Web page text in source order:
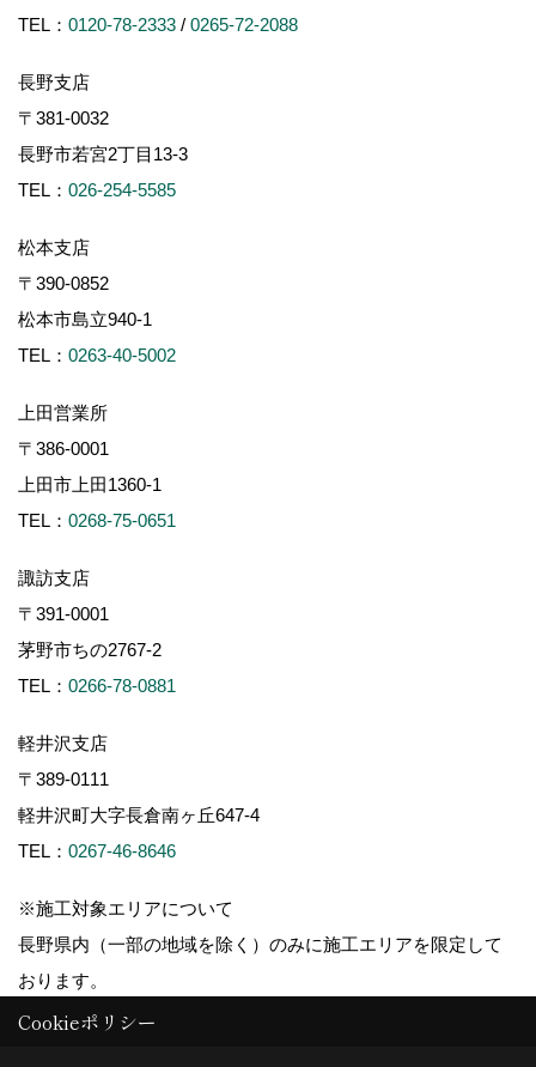
TEL： 0120-78-2333 / 0265-72-2088
長野支店
〒381-0032
長野市若宮2丁目13-3
TEL： 026-254-5585
松本支店
〒390-0852
松本市島立940-1
TEL： 0263-40-5002
上田営業所
〒386-0001
上田市上田1360-1
TEL： 0268-75-0651
諏訪支店
〒391-0001
茅野市ちの2767-2
TEL： 0266-78-0881
軽井沢支店
〒389-0111
軽井沢町大字長倉南ヶ丘647-4
TEL： 0267-46-8646
※施工対象エリアについて
長野県内（一部の地域を除く）のみに施工エリアを限定して
おります。
Cookieポリシー